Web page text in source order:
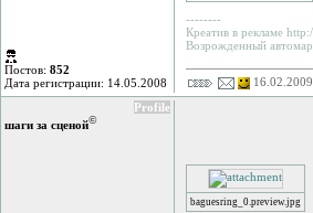
Постов: 852
Дата регистрации: 14.05.2008
--------
Креатив в рекламе
Возрожденный
Profile
шаги за сценой©
baguesring_0.preview.jpg